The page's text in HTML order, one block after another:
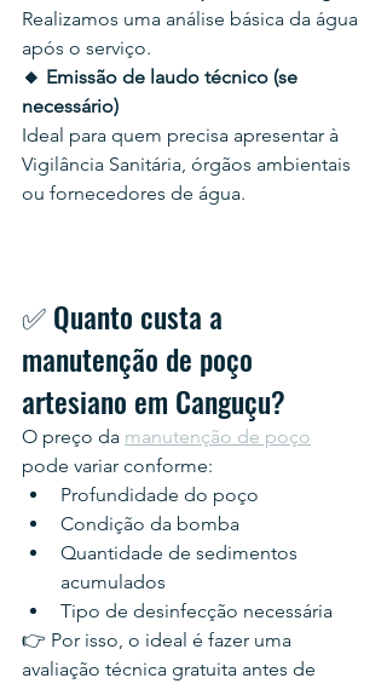
Realizamos uma análise básica da água
após o serviço.
🔸 Emissão de laudo técnico (se
necessário)
Ideal para quem precisa apresentar à
Vigilância Sanitária, órgãos ambientais
ou fornecedores de água.
✅ Quanto custa a
manutenção de poço
artesiano em Canguçu?
O preço da manutenção de poço
pode variar conforme:
Profundidade do poço
Condição da bomba
Quantidade de sedimentos
acumulados
Tipo de desinfecção necessária
👉 Por isso, o ideal é fazer uma
avaliação técnica gratuita antes de